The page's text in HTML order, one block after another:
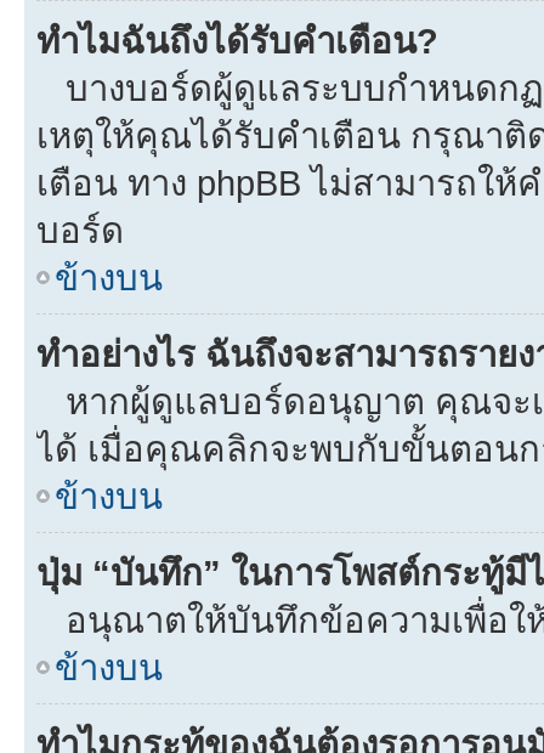
ทำไมฉันถึงได้รับคำเตือน?
บางบอร์ดผู้ดูแลระบบกำหนดก
เหตุให้คุณได้รับคำเตือน กรุณา
เตือน ทาง phpBB ไม่สามารถใ
บอร์ด
ข้างบน
ทำอย่างไร ฉันถึงจะสามารถรา
หากผู้ดูแลบอร์ดอนุญาต คุณจะเ
ได้ เมื่อคุณคลิกจะพบกับขั้นตอนก
ข้างบน
ปุ่ม “บันทึก” ในการโพสต์กระทู้มี
อนุณาตให้บันทึกข้อความเพื่อใ
ข้างบน
ทำไมกระทู้ของฉันต้องรอการอนุ